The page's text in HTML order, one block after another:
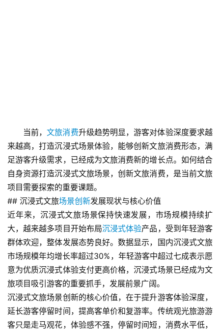
当前，文旅消费升级趋势明显，游客对体验深度要求越
来越高，打造沉浸式场景体验，能够创新文旅消费形态，满
足游客升级需求，已经成为文旅消费新的增长点。如何结合
自身资源打造沉浸式文旅场景，创新文旅消费，是当前文旅
项目需要探索的重要课题。
## 沉浸式文旅场景创新发展现状与核心价值
近年来，沉浸式文旅场景保持快速发展，市场规模持续扩
大，越来越多项目开始布局沉浸式体验产品，受到年轻游客
群体欢迎，整体发展态势良好。数据显示，国内沉浸式文旅
市场规模年均增长率超过30%，年轻游客中超过七成表示愿
意为优质沉浸式体验支付更高价格，沉浸式场景已经成为文
旅项目吸引游客的重要抓手，发展前景广阔。
沉浸式文旅场景创新的核心价值，在于提升游客体验深度，
延长游客停留时间，提高客单价和复游率。传统观光旅游游
客只是走马观花，体验感不强，停留时间短，消费水平低，